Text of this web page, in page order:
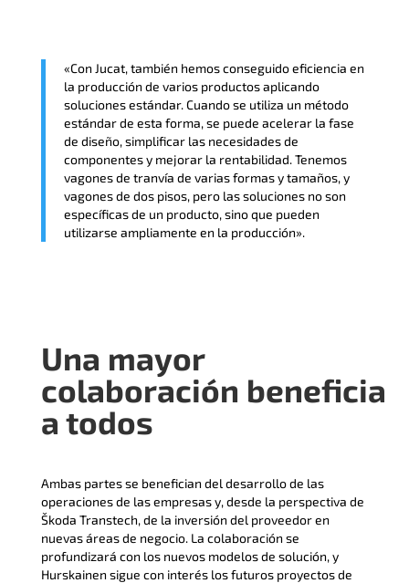
«Con Jucat, también hemos conseguido eficiencia en
la producción de varios productos aplicando
soluciones estándar. Cuando se utiliza un método
estándar de esta forma, se puede acelerar la fase
de diseño, simplificar las necesidades de
componentes y mejorar la rentabilidad. Tenemos
vagones de tranvía de varias formas y tamaños, y
vagones de dos pisos, pero las soluciones no son
específicas de un producto, sino que pueden
utilizarse ampliamente en la producción».
Una mayor
colaboración beneficia
a todos
Ambas partes se benefician del desarrollo de las
operaciones de las empresas y, desde la perspectiva de
Škoda Transtech, de la inversión del proveedor en
nuevas áreas de negocio. La colaboración se
profundizará con los nuevos modelos de solución, y
Hurskainen sigue con interés los futuros proyectos de